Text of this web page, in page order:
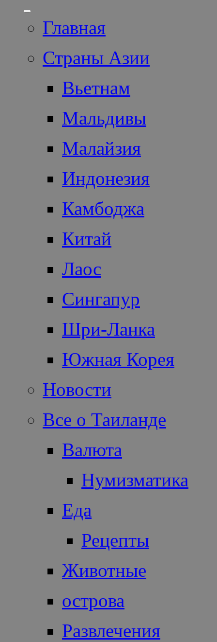
Главная
Страны Азии
Вьетнам
Мальдивы
Малайзия
Индонезия
Камбоджа
Китай
Лаос
Сингапур
Шри-Ланка
Южная Корея
Новости
Все о Таиланде
Валюта
Нумизматика
Еда
Рецепты
Животные
острова
Развлечения